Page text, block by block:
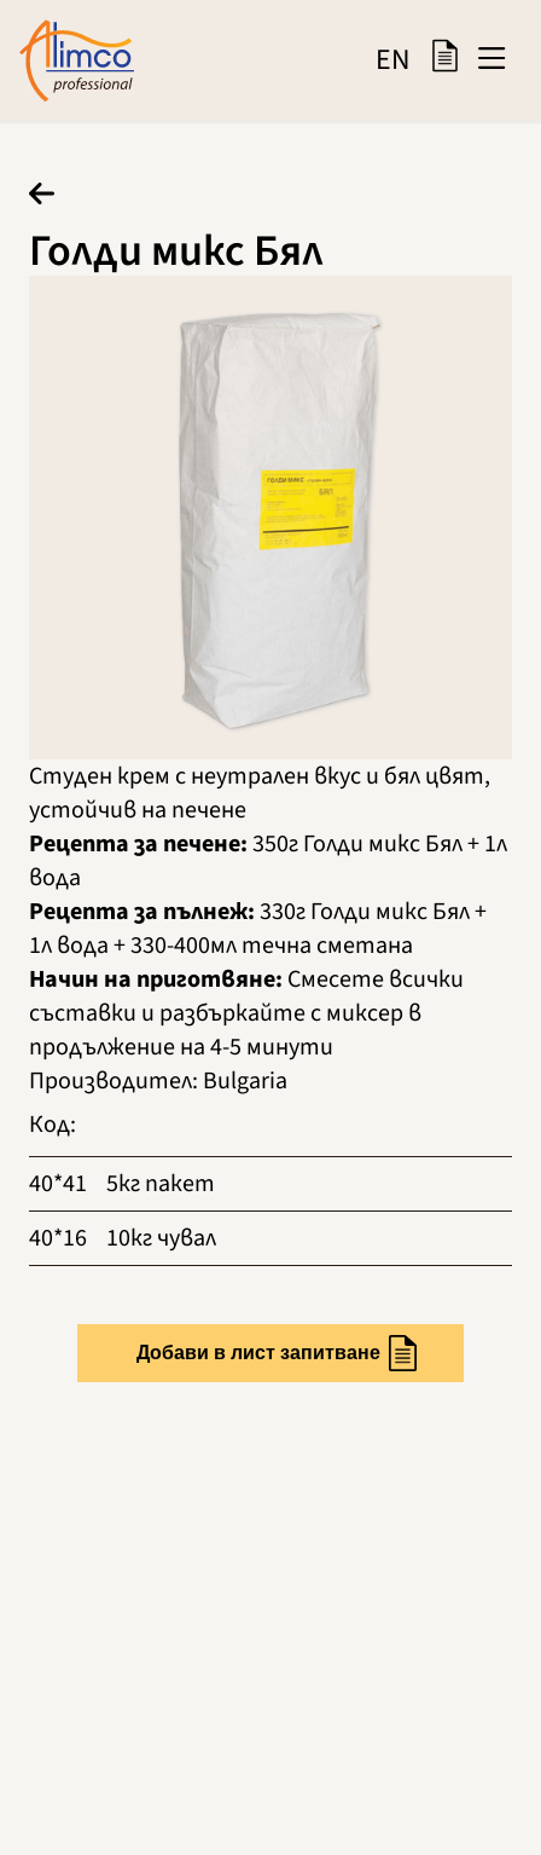
EN
Голди микс Бял
Студен крем с неутрален вкус и бял цвят,
устойчив на печене
Рецепта за печене:350г Голди микс Бял + 1л
вода
Рецепта за пълнеж:330г Голди микс Бял +
1л вода + 330-400мл течна сметана
Начин на приготвяне: Смесете всички
съставки и разбъркайте с миксер в
продължение на 4-5 минути
Производител: Bulgaria
Код:
40*41
5кг пакет
40*16
10кг чувал
Добави в лист запитване